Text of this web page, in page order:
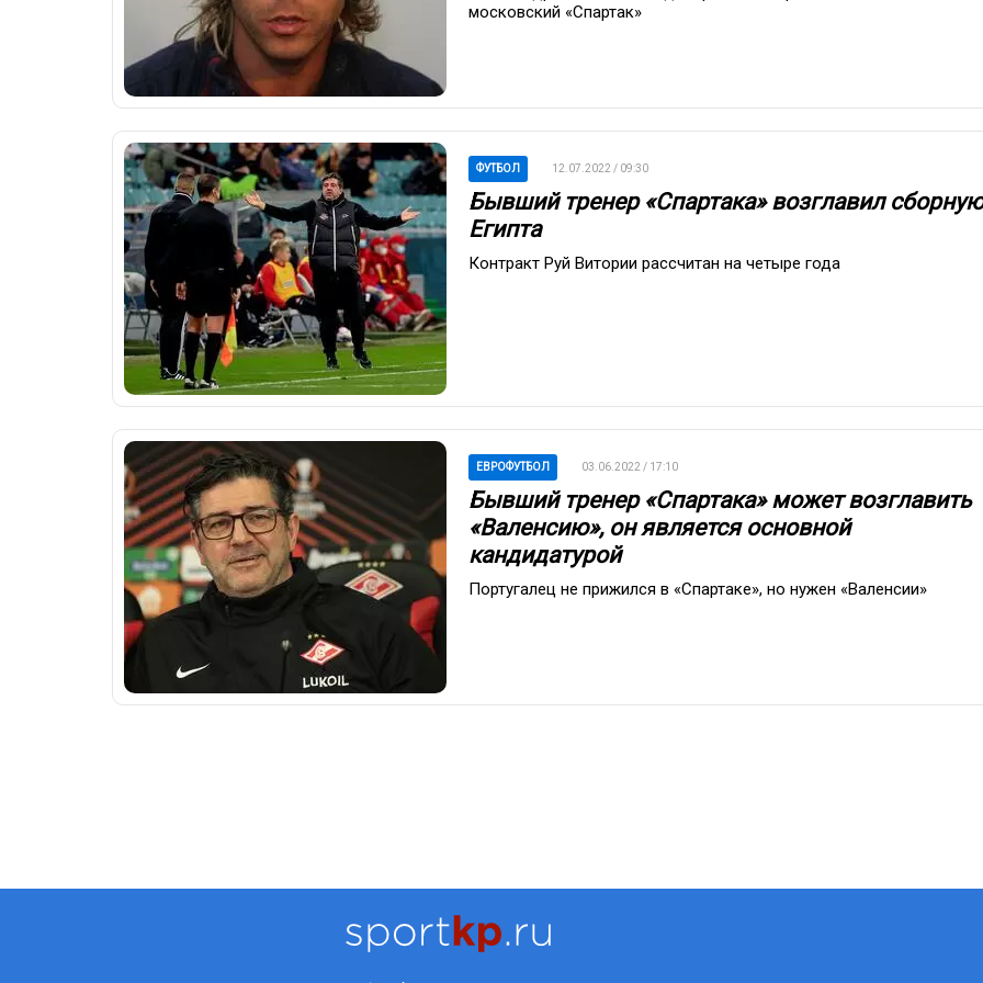
московский «Спартак»
ФУТБОЛ 12.07.2022 / 09:30
Бывший тренер «Спартака» возглавил сборную
Египта
Контракт Руй Витории рассчитан на четыре года
ЕВРОФУТБОЛ 03.06.2022 / 17:10
Бывший тренер «Спартака» может возглавить
«Валенсию», он является основной
кандидатурой
Португалец не прижился в «Спартаке», но нужен «Валенсии»